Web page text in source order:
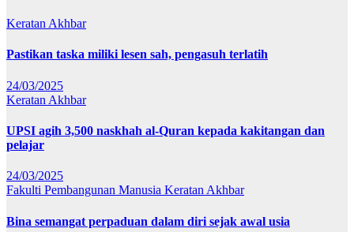
Keratan Akhbar
Pastikan taska miliki lesen sah, pengasuh terlatih
24/03/2025
Keratan Akhbar
UPSI agih 3,500 naskhah al-Quran kepada kakitangan dan
pelajar
24/03/2025
Fakulti Pembangunan Manusia Keratan Akhbar
Bina semangat perpaduan dalam diri sejak awal usia